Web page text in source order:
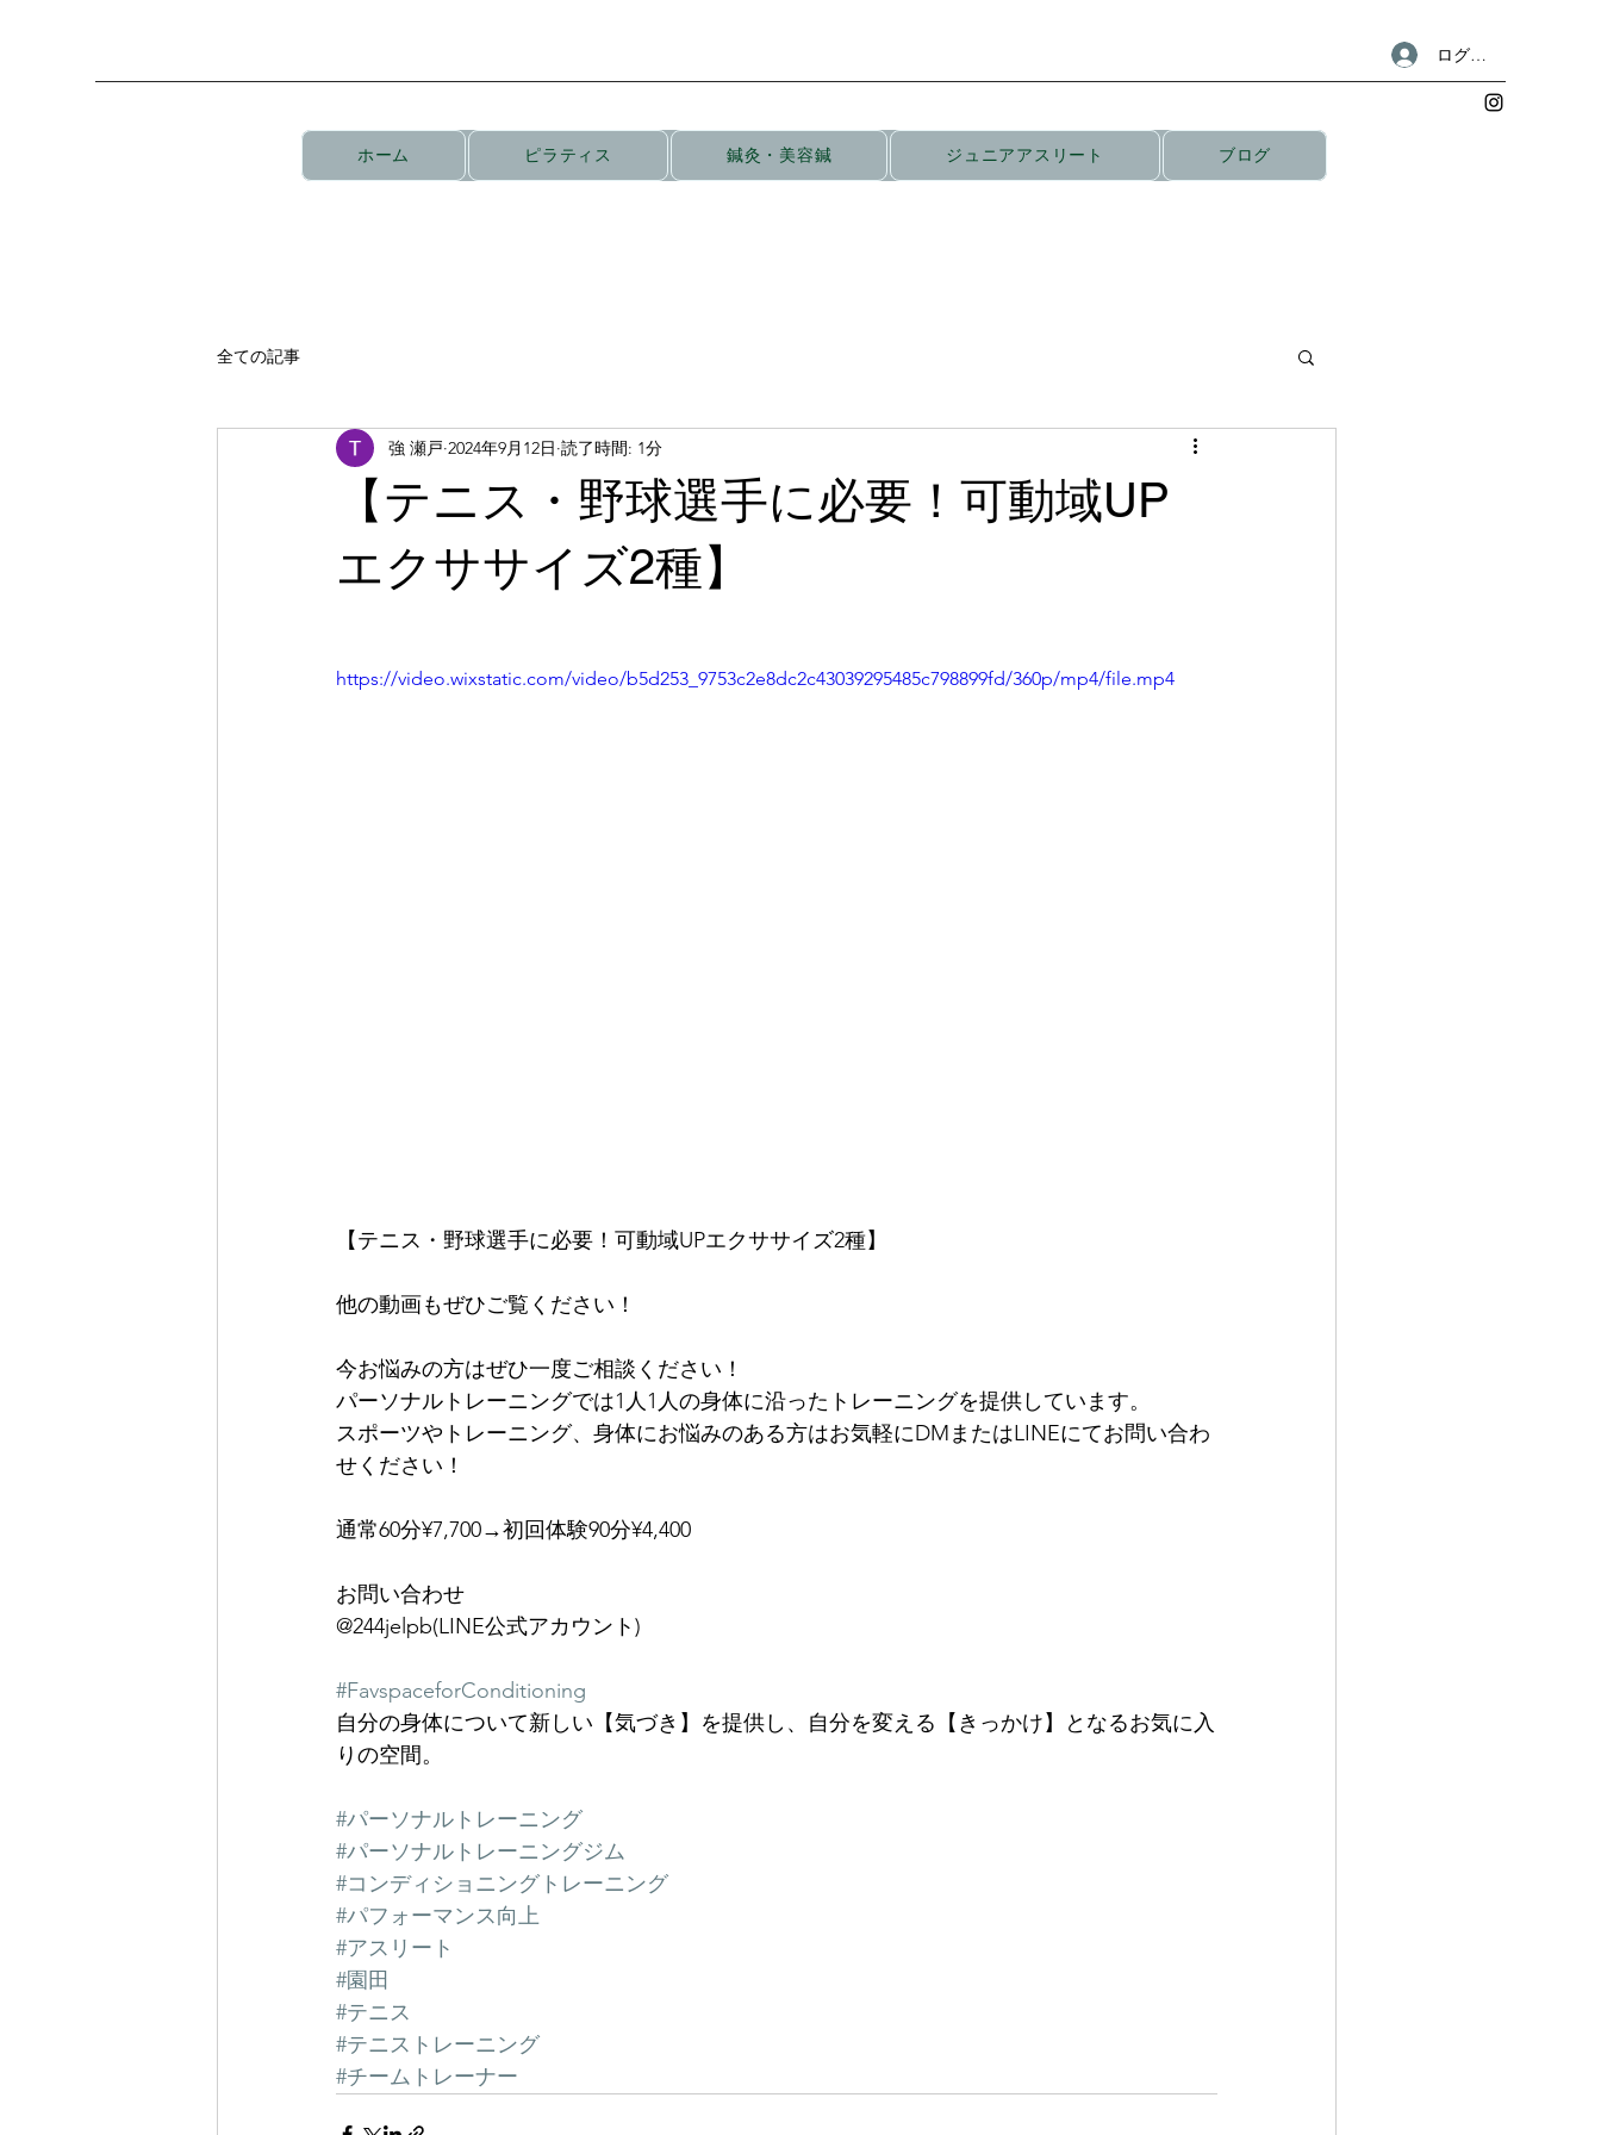
ログイン
ホーム ピラティス 鍼灸・美容鍼 ジュニアアスリート ブログ
全ての記事
【テニス・野球選手に必要！可動域UP
エクササイズ2種】
強 瀬戸 2024年9月12日 読了時間: 1分
https://video.wixstatic.com/video/b5d253_9753c2e8dc2c43039295485c798899fd/360p/mp4/file.mp4
【テニス・野球選手に必要！可動域UPエクササイズ2種】
他の動画もぜひご覧ください！
今お悩みの方はぜひ一度ご相談ください！
パーソナルトレーニングでは1人1人の身体に沿ったトレーニングを提供しています。
スポーツやトレーニング、身体にお悩みのある方はお気軽にDMまたはLINEにてお問い合わ
せください！
通常60分¥7,700→初回体験90分¥4,400
お問い合わせ
@244jelpb(LINE公式アカウント)
#FavspaceforConditioning
自分の身体について新しい【気づき】を提供し、自分を変える【きっかけ】となるお気に入
りの空間。
#パーソナルトレーニング
#パーソナルトレーニングジム
#コンディショニングトレーニング
#パフォーマンス向上
#アスリート
#園田
#テニス
#テニストレーニング
#チームトレーナー